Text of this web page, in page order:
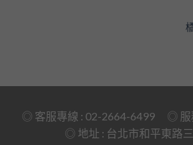
◎ 客服專線 : 02-2664-6499 ◎ 服
◎ 地址 : 台北市和平東路